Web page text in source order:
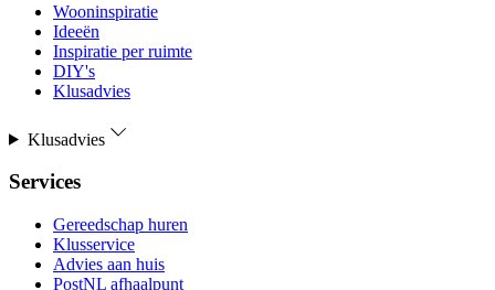
Wooninspiratie
Ideeën
Inspiratie per ruimte
DIY's
Klusadvies
Klusadvies
Services
Gereedschap huren
Klusservice
Advies aan huis
PostNL afhaalpunt